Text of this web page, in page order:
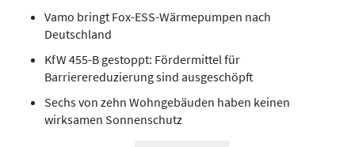
Vamo bringt Fox-ESS-Wärmepumpen nach
Deutschland
KfW 455-B gestoppt: Fördermittel für
Barrierereduzierung sind ausgeschöpft
Sechs von zehn Wohngebäuden haben keinen
wirksamen Sonnenschutz